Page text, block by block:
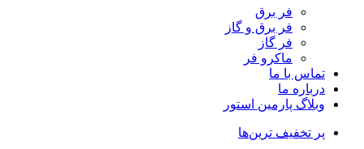
فر برق
فر برق و گاز
فر گاز
ماكرو فر
تماس با ما
درباره ما
وبلاگ پارمین استور
پر تخفیف ترین‌ها